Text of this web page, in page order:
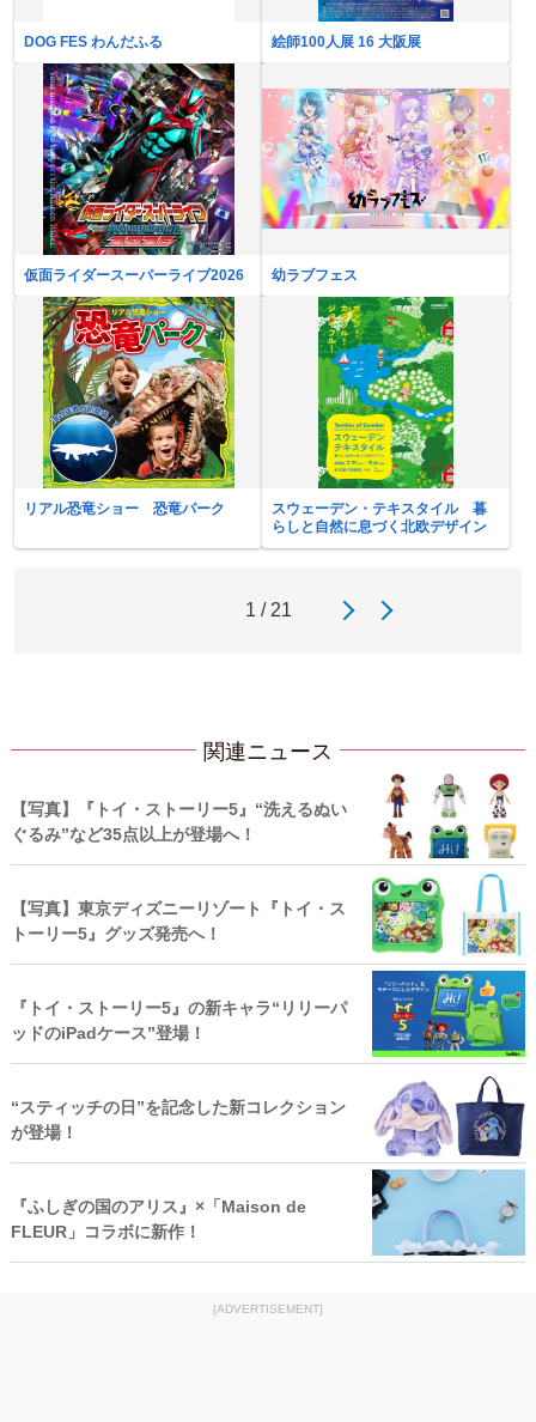
DOG FES わんだふる 絵師100人展 16 大阪展
仮面ライダースーパーライブ2026 幼ラブフェス
リアル恐竜ショー 恐竜パーク
スウェーデン・テキスタイル 暮
らしと自然に息づく北欧デザイン
1 / 21
関連ニュース
【写真】『トイ・ストーリー5』“洗えるぬい
ぐるみ”など35点以上が登場へ！
【写真】東京ディズニーリゾート『トイ・ス
トーリー5』グッズ発売へ！
『トイ・ストーリー5』の新キャラ“リリーパ
ッドのiPadケース”登場！
“スティッチの日”を記念した新コレクション
が登場！
『ふしぎの国のアリス』×「Maison de
FLEUR」コラボに新作！
[ADVERTISEMENT]